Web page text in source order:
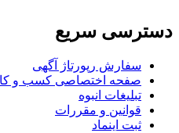
سریع
سفارش رپورتاژ آگهی
صفحه اختصاصی کسب و کار
تبلیغات انبوه
قوانین و مقررات
ثبت اینماد